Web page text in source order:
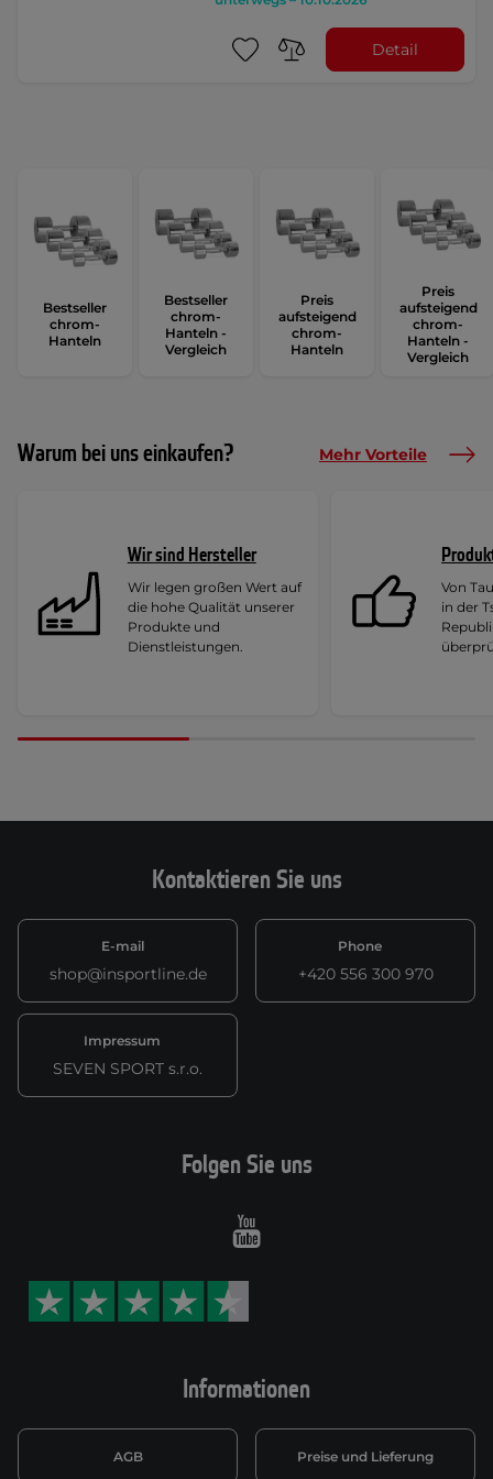
Detail
Bestseller
chrom-
Hanteln
Bestseller
chrom-
Hanteln -
Vergleich
Preis
aufsteigend
chrom-
Hanteln
Preis
aufsteigend
chrom-
Hanteln -
Vergleich
Warum bei uns einkaufen? Mehr Vorteile
Wir sind Hersteller
Wir legen großen Wert auf
die hohe Qualität unserer
Produkte und
Dienstleistungen.
Von
in der
Kontaktieren Sie uns
E-mail
shop@insportline.de
Phone
+420 556 300 970
Impressum
SEVEN SPORT s.r.o.
Informationen
AGB Preise und Lieferung
Folgen Sie uns
Youtube